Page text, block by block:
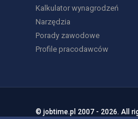
Kalkulator wynagrodzeń
Narzędzia
Porady zawodowe
Profile pracodawców
© jobtime.pl 2007 - 2026. All